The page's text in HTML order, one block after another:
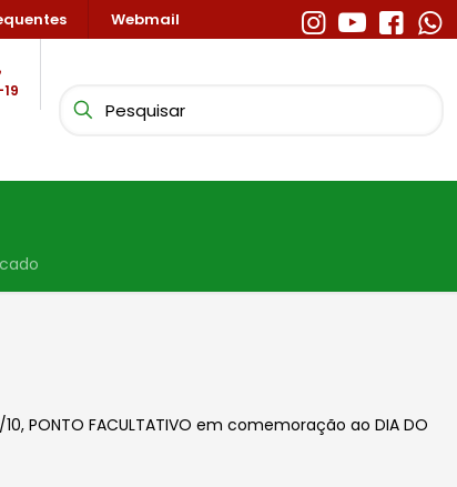
Webmail
PONTO FACULTATIVO em comemoração ao DIA DO